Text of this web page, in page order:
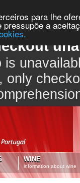
para lhe
a
is
only
WINE
information about wine